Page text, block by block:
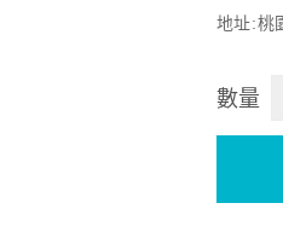
地址:桃
數量